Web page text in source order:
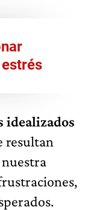
idealizados
resultan